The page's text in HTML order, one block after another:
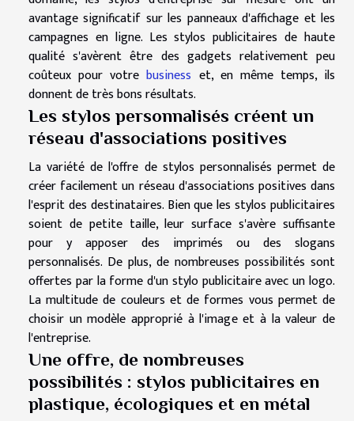
avantage significatif sur les panneaux d'affichage et les
campagnes en ligne. Les stylos publicitaires de haute
qualité s'avèrent être des gadgets relativement peu
coûteux pour votrebusiness et, en même temps, ils
donnent de très bons résultats.
Les stylos personnalisés créent un
réseau d'associations positives
La variété de l'offre de stylos personnalisés permet de
créer facilement un réseau d'associations positives dans
l'esprit des destinataires. Bien que les stylos publicitaires
soient de petite taille, leur surface s'avère suffisante
pour y apposer des imprimés ou des slogans
personnalisés. De plus, de nombreuses possibilités sont
offertes par la forme d'un stylo publicitaire avec un logo.
La multitude de couleurs et de formes vous permet de
choisir un modèle approprié à l'image et à la valeur de
l'entreprise.
Une offre, de nombreuses
possibilités : stylos publicitaires en
plastique, écologiques et en métal